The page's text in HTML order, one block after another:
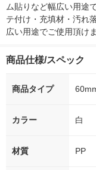
ム貼りなど幅広い用途
テ付け・充填材・汚れ
広い用途でご使用頂けま
商品仕様/スペック
商品タイプ
カラー 白
材質 PP